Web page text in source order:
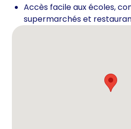
Accès facile aux écoles,
supermarchés et